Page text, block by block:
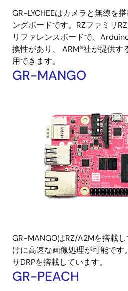
GR-LYCHEEはカメラと無線を
ングボードです。RZファミリ
リファレンスボードで、
換性があり、 ARM®社が提供
用できます。
GR-MANGO
GR-MANGOはRZ/A2Mを搭載
けに高速な画像処理が可能です
サDRPを搭載しています。
GR-PEACH